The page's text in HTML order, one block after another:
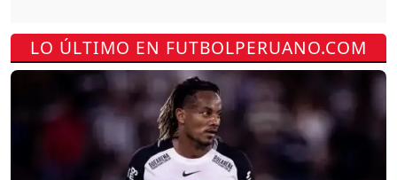
LO ÚLTIMO EN FUTBOLPERUANO.COM